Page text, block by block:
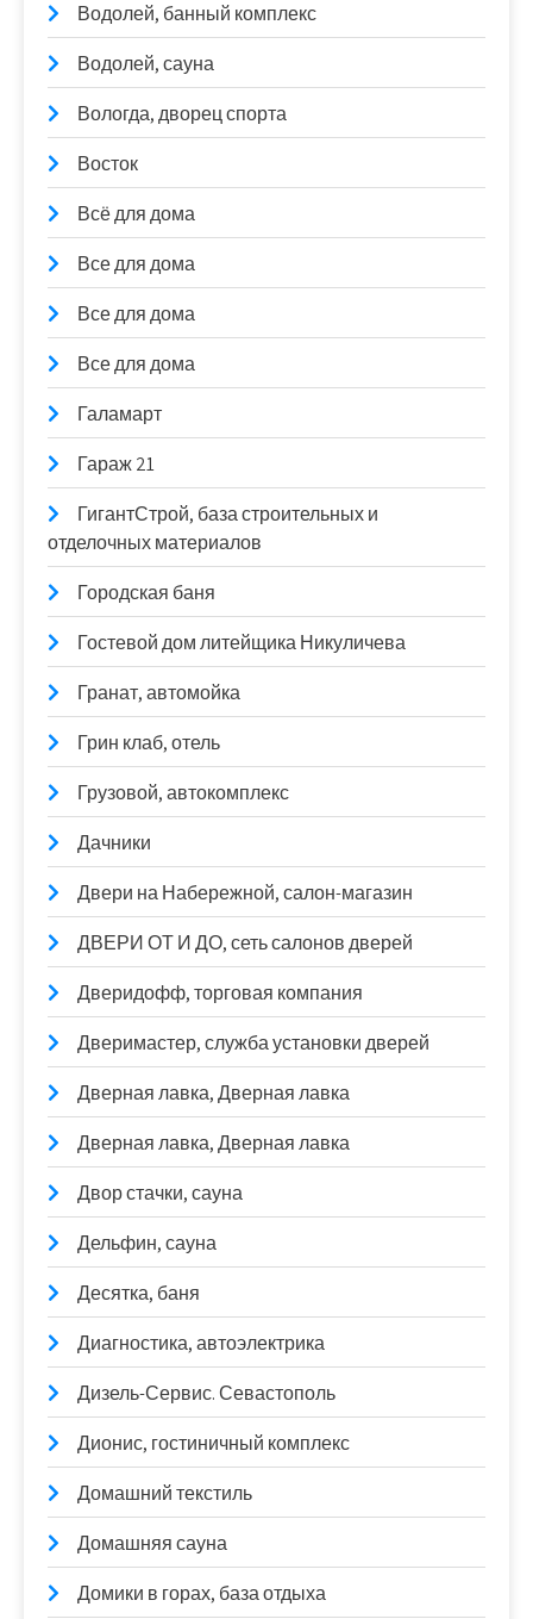
Водолей, банный комплекс
Водолей, сауна
Вологда, дворец спорта
Восток
Всё для дома
Все для дома
Все для дома
Все для дома
Галамарт
Гараж 21
ГигантСтрой, база строительных и
отделочных материалов
Городская баня
Гостевой дом литейщика Никуличева
Гранат, автомойка
Грин клаб, отель
Грузовой, автокомплекс
Дачники
Двери на Набережной, салон-магазин
ДВЕРИ ОТ И ДО, сеть салонов дверей
Дверидофф, торговая компания
Дверимастер, служба установки дверей
Дверная лавка, Дверная лавка
Дверная лавка, Дверная лавка
Двор стачки, сауна
Дельфин, сауна
Десятка, баня
Диагностика, автоэлектрика
Дизель-Сервис. Севастополь
Дионис, гостиничный комплекс
Домашний текстиль
Домашняя сауна
Домики в горах, база отдыха